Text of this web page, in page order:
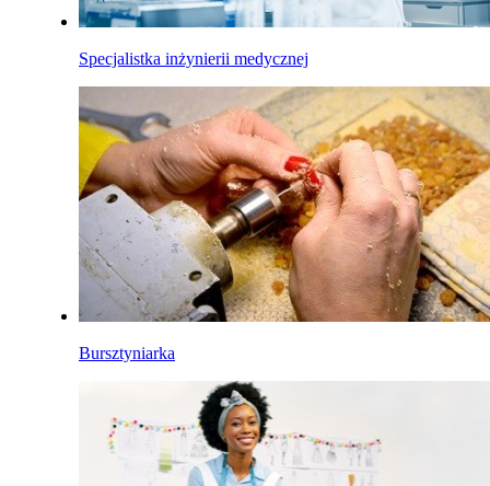
Specjalistka inżynierii medycznej
Bursztyniarka